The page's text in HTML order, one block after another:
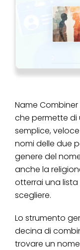
Name
che permette di
semplice,
nomi delle due
genere del
anche la
otterrai una
scegliere.
Lo strumento
decina di
trovare un